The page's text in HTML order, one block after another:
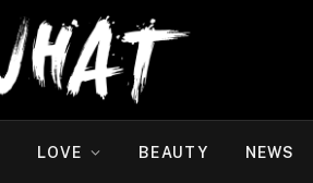
LOVE BEAUTY NEWS